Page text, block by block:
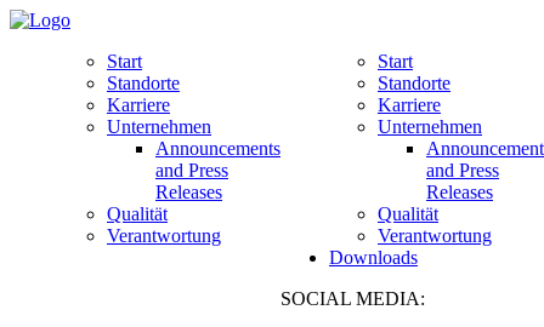
Start
Standorte
Karriere
Unternehmen
Announcements
and Press
Releases
Qualität
Verantwortung
Start
Standorte
Karriere
Unternehmen
and Press
Releases
Qualität
Verantwortung
Downloads
SOCIAL MEDIA: